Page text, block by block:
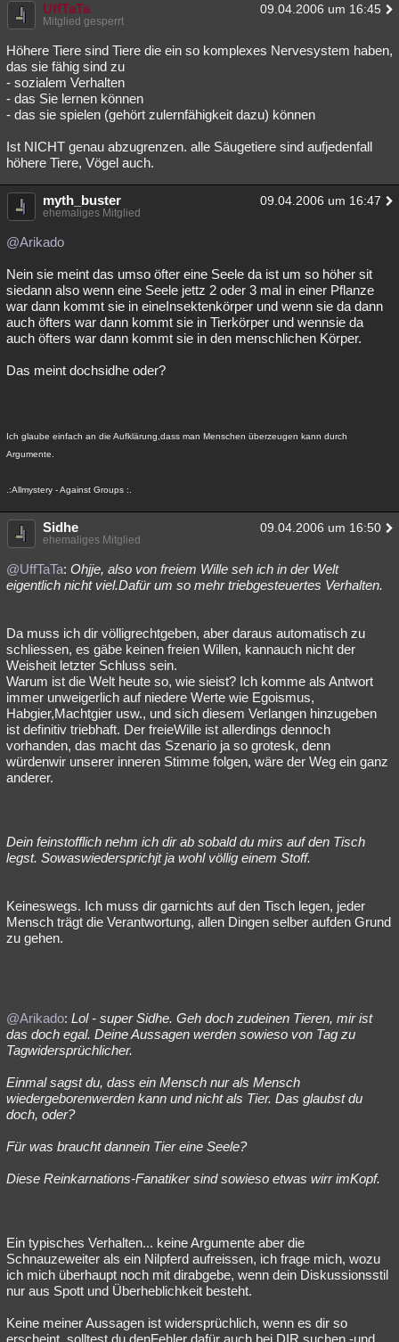
UffTaTa 09.04.2006 um 16:45
Mitglied gesperrt
Höhere Tiere sind Tiere die ein so komplexes Nervesystem haben,
das sie fähig sind zu
- sozialem Verhalten
- das Sie lernen können
- das sie spielen (gehört zulernfähigkeit dazu) können
Ist NICHT genau abzugrenzen. alle Säugetiere sind aufjedenfall
höhere Tiere, Vögel auch.
myth_buster 09.04.2006 um 16:47
ehemaliges Mitglied
@Arikado
Nein sie meint das umso öfter eine Seele da ist um so höher sit
siedann also wenn eine Seele jettz 2 oder 3 mal in einer Pflanze
war dann kommt sie in eineInsektenkörper und wenn sie da dann
auch öfters war dann kommt sie in Tierkörper und wennsie da
auch öfters war dann kommt sie in den menschlichen Körper.
Das meint dochsidhe oder?
Ich glaube einfach an die Aufklärung,dass man Menschen überzeugen kann durch
Argumente.
.:Allmystery - Against Groups :.
Sidhe 09.04.2006 um 16:50
ehemaliges Mitglied
@UffTaTa: Ohjje, also von freiem Wille seh ich in der Welt
eigentlich nicht viel.Dafür um so mehr triebgesteuertes Verhalten.
Da muss ich dir völligrechtgeben, aber daraus automatisch zu
schliessen, es gäbe keinen freien Willen, kannauch nicht der
Weisheit letzter Schluss sein.
Warum ist die Welt heute so, wie sieist? Ich komme als Antwort
immer unweigerlich auf niedere Werte wie Egoismus,
Habgier,Machtgier usw., und sich diesem Verlangen hinzugeben
ist definitiv triebhaft. Der freieWille ist allerdings dennoch
vorhanden, das macht das Szenario ja so grotesk, denn
würdenwir unserer inneren Stimme folgen, wäre der Weg ein ganz
anderer.
Dein feinstofflich nehm ich dir ab sobald du mirs auf den Tisch
legst. Sowaswiedersprichjt ja wohl völlig einem Stoff.
Keineswegs. Ich muss dir garnichts auf den Tisch legen, jeder
Mensch trägt die Verantwortung, allen Dingen selber aufden Grund
zu gehen.
@Arikado: Lol - super Sidhe. Geh doch zudeinen Tieren, mir ist
das doch egal. Deine Aussagen werden sowieso von Tag zu
Tagwidersprüchlicher.
Einmal sagst du, dass ein Mensch nur als Mensch
wiedergeborenwerden kann und nicht als Tier. Das glaubst du
doch, oder?
Für was braucht dannein Tier eine Seele?
Diese Reinkarnations-Fanatiker sind sowieso etwas wirr imKopf.
Ein typisches Verhalten... keine Argumente aber die
Schnauzeweiter als ein Nilpferd aufreissen, ich frage mich, wozu
ich mich überhaupt noch mit dirabgebe, wenn dein Diskussionsstil
nur aus Spott und Überheblichkeit besteht.
Keine meiner Aussagen ist widersprüchlich, wenn es dir so
erscheint, solltest du denFehler dafür auch bei DIR suchen -und